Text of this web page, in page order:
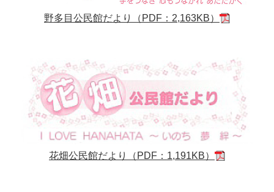
野多目公民館だより（PDF：2,163KB）
花畑公民館だより（PDF：1,191KB）